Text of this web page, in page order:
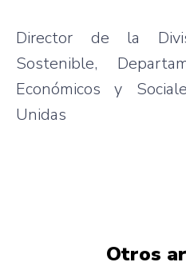
Director de la
Sostenible,
Económicos y
Unidas
Otros